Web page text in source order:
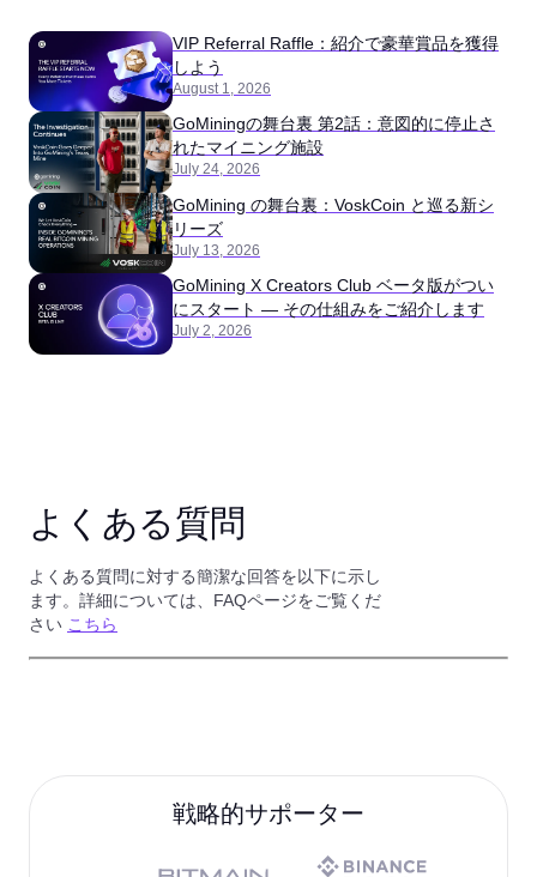
VIP Referral Raffle：紹介で豪華賞品を獲得
しよう
August 1, 2026
GoMiningの舞台裏 第2話：意図的に停止さ
れたマイニング施設
July 24, 2026
GoMining の舞台裏：VoskCoin と巡る新シ
リーズ
July 13, 2026
GoMining X Creators Club ベータ版がつい
にスタート ― その仕組みをご紹介します
July 2, 2026
よくある質問
よくある質問に対する簡潔な回答を以下に示し
ます。詳細については、FAQページをご覧くだ
さい こちら
戦略的サポーター